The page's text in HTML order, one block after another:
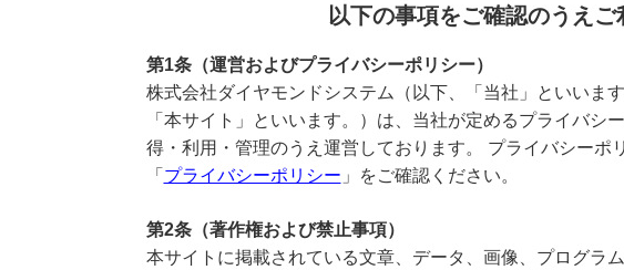
以下の事項をご確認のうえご
第1条（運営およびプライバシーポリシー）
株式会社ダイヤモンドシステム（以下、「当社」といいま
「本サイト」といいます。）は、当社が定めるプライバシ
得・利用・管理のうえ運営しております。 プライバシーポ
「 プライバシーポリシー 」をご確認ください。
第2条（著作権および禁止事項）
本サイトに掲載されている文章、データ、画像、プログラ